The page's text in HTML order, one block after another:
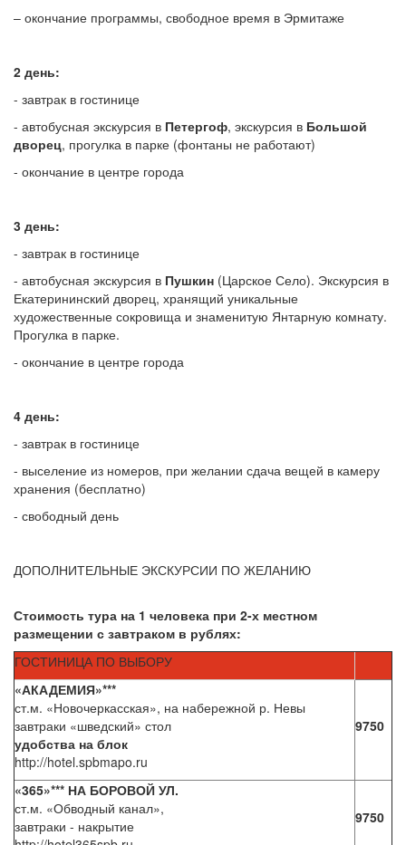
– окончание программы, свободное время в Эрмитаже
2 день:
- завтрак в гостинице
- автобусная экскурсия в Петергоф, экскурсия в Большой
дворец, прогулка в парке (фонтаны не работают)
- окончание в центре города
3 день:
- завтрак в гостинице
- автобусная экскурсия в Пушкин (Царское Село). Экскурсия в
Екатерининский дворец, хранящий уникальные
художественные сокровища и знаменитую Янтарную комнату.
Прогулка в парке.
- окончание в центре города
4 день:
- завтрак в гостинице
- выселение из номеров, при желании сдача вещей в камеру
хранения (бесплатно)
- свободный день
ДОПОЛНИТЕЛЬНЫЕ ЭКСКУРСИИ ПО ЖЕЛАНИЮ
Стоимость тура на 1 человека при 2-х местном
размещении с завтраком в рублях:
ГОСТИНИЦА ПО ВЫБОРУ
«АКАДЕМИЯ»***
ст.м. «Новочеркасская», на набережной р. Невы
завтраки «шведский» стол
удобства на блок
http://hotel.spbmapo.ru
9750
«365»*** НА БОРОВОЙ УЛ.
ст.м. «Обводный канал»,
завтраки - накрытие
9750